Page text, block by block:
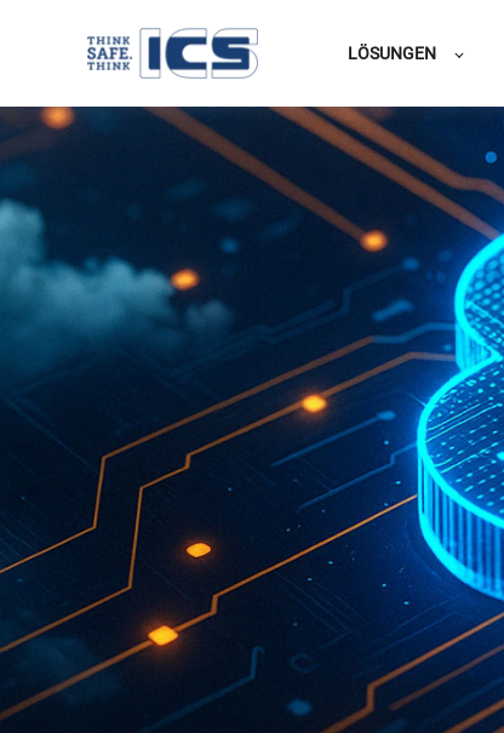
LÖSUNGEN